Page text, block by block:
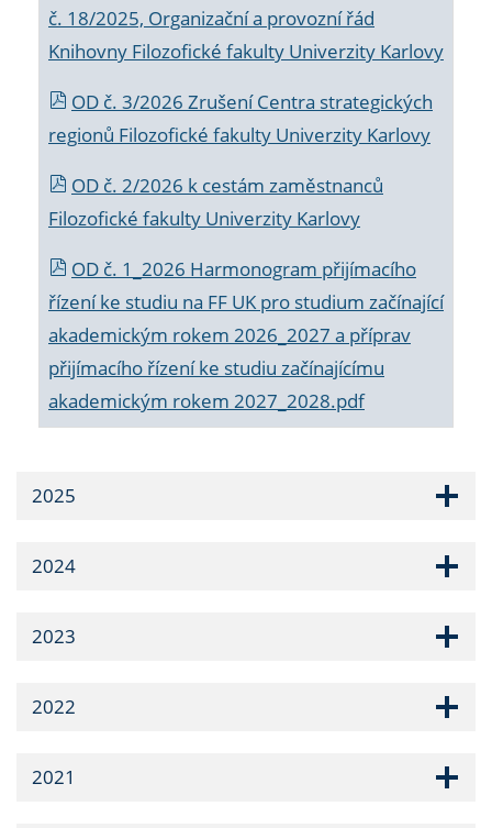
č. 18/2025, Organizační a provozní řád
Knihovny Filozofické fakulty Univerzity Karlovy
OD č. 3/2026 Zrušení Centra strategických
regionů Filozofické fakulty Univerzity Karlovy
OD č. 2/2026 k cestám zaměstnanců
Filozofické fakulty Univerzity Karlovy
OD č. 1_2026 Harmonogram přijímacího
řízení ke studiu na FF UK pro studium začínající
akademickým rokem 2026_2027 a příprav
přijímacího řízení ke studiu začínajícímu
akademickým rokem 2027_2028.pdf
2025
2024
2023
2022
2021